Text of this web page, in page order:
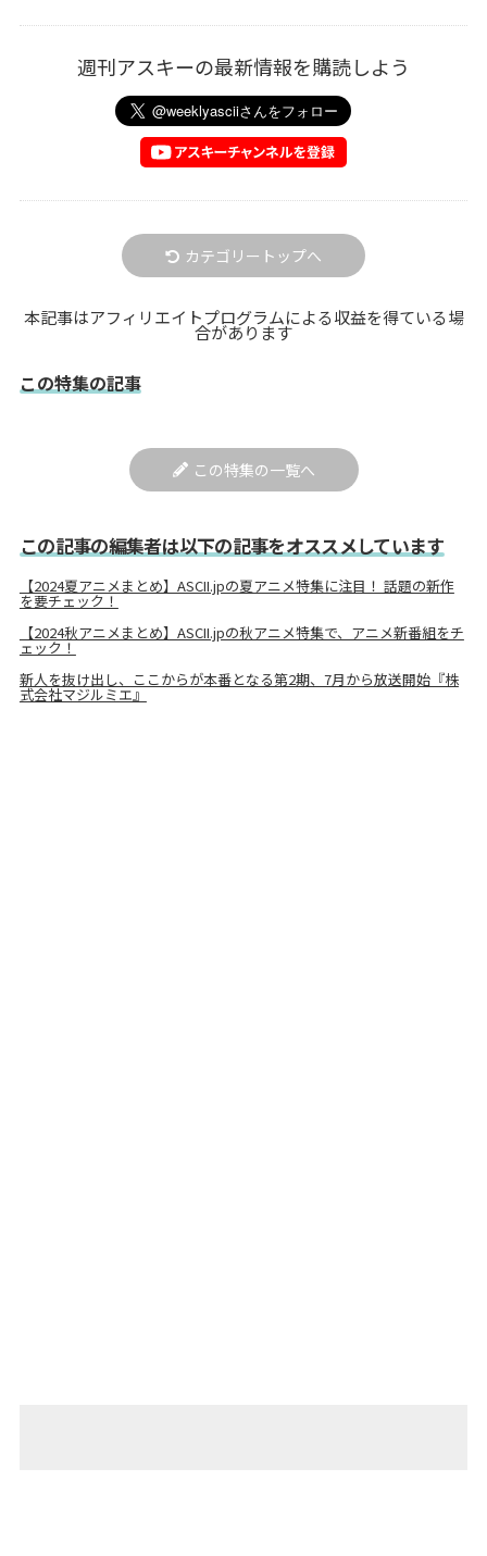
週刊アスキーの最新情報を購読しよう
カテゴリートップへ
本記事はアフィリエイトプログラムによる収益を得ている場
合があります
この特集の記事
この特集の一覧へ
この記事の編集者は以下の記事をオススメしています
【2024夏アニメまとめ】ASCII.jpの夏アニメ特集に注目！ 話題の新作
を要チェック！
【2024秋アニメまとめ】ASCII.jpの秋アニメ特集で、アニメ新番組をチ
ェック！
新人を抜け出し、ここからが本番となる第2期、7月から放送開始『株
式会社マジルミエ』